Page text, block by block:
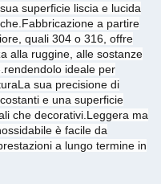
superficie liscia e lucida
a partire
quali 304 o 316, offre
alla ruggine, alle sostanze
ideale per
sua precisione di
e una superficie
che decorativi.Leggera ma
è facile da
a lungo termine in